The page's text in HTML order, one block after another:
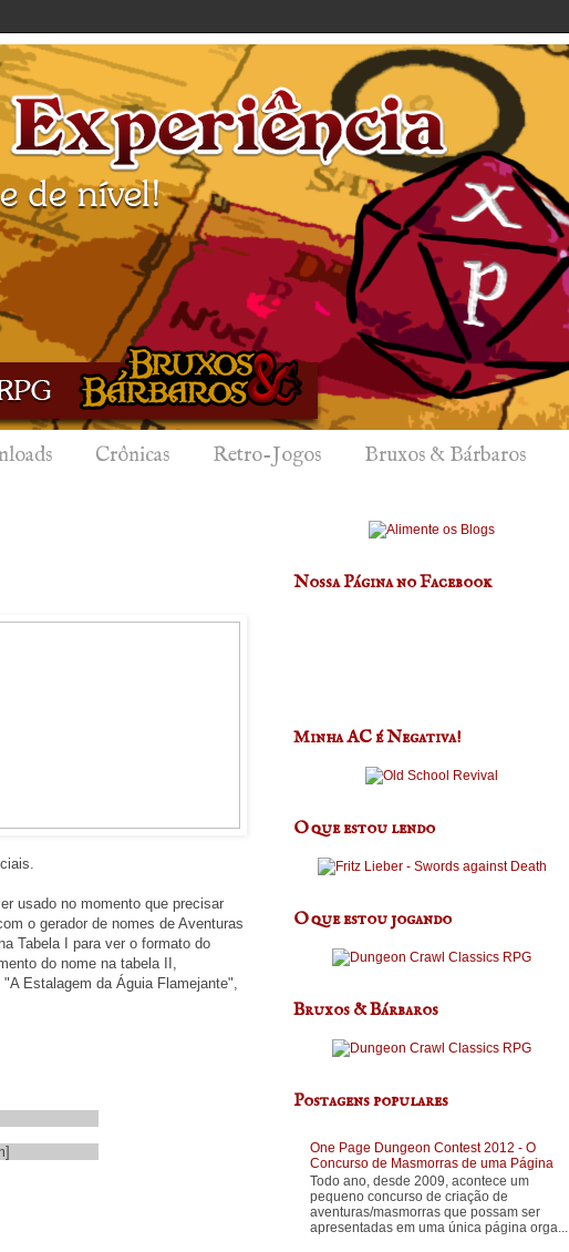
Crônicas Retro-Jogos Bruxos & Bárbaros
usado no momento que precisar
o gerador de nomes de Aventuras
Tabela I para ver o formato do
do nome na tabela II,
Estalagem da Águia Flamejante",
Nossa Página no Facebook
Minha AC é Negativa!
O que estou lendo
O que estou jogando
Bruxos & Bárbaros
Postagens populares
One Page Dungeon Contest 2012 - O
Concurso de Masmorras de uma Página
Todo ano, desde 2009, acontece um
pequeno concurso de criação de
aventuras/masmorras que possam ser
apresentadas em uma única página orga...